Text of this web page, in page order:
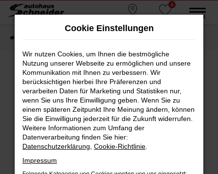
Zum
0
MENÜ
Fehler: Network Error
Beim Laden ist ein Fehler aufgetreten.
Hier sind ein paar Tipps, die dir helfen können:
Überprüfe deine Firewall und deine
Internetverbindung.
Laden andere Webseiten, zum Beispiel deine
Suchmaschine?
Cookie Einstellungen
Wir nutzen Cookies, um Ihnen die bestmögliche
Nutzung unserer Webseite zu ermöglichen und unsere
Kommunikation mit Ihnen zu verbessern. Wir
berücksichtigen hierbei Ihre Präferenzen und
verarbeiten Daten für Marketing und Statistiken nur,
wenn Sie uns Ihre Einwilligung geben. Wenn Sie zu
einem späteren Zeitpunkt Ihre Meinung ändern, können
Sie die Einwilligung jederzeit für die Zukunft widerrufen.
Weitere Informationen zum Umfang der
Datenverarbeitung finden Sie hier:
Datenschutzerklärung Cookie-Richtlinie
Impressum